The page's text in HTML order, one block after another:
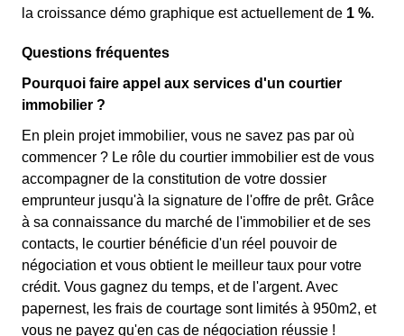
la croissance démo graphique est actuellement de 1 %.
Questions fréquentes
Pourquoi faire appel aux services d'un courtier
immobilier ?
En plein projet immobilier, vous ne savez pas par où
commencer ? Le rôle du courtier immobilier est de vous
accompagner de la constitution de votre dossier
emprunteur jusqu'à la signature de l'offre de prêt. Grâce
à sa connaissance du marché de l'immobilier et de ses
contacts, le courtier bénéficie d'un réel pouvoir de
négociation et vous obtient le meilleur taux pour votre
crédit. Vous gagnez du temps, et de l'argent. Avec
papernest, les frais de courtage sont limités à 950m2, et
vous ne payez qu'en cas de négociation réussie !